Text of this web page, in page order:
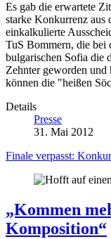
Es gab die erwartete
starke Konkurrenz aus
einkalkulierte
TuS Bommern, die bei
bulgarischen Sofia die
Zehnter geworden und
können die "heißen
Details
Presse
31. Mai 2012
Finale verpasst:
„Kommen
Komposition“